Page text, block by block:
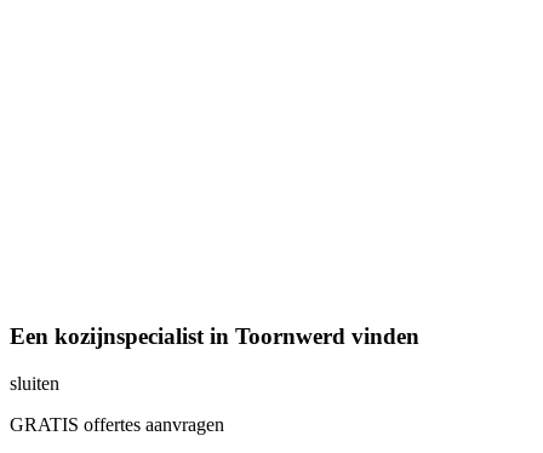
Een kozijnspecialist in Toornwerd vinden
sluiten
GRATIS offertes aanvragen